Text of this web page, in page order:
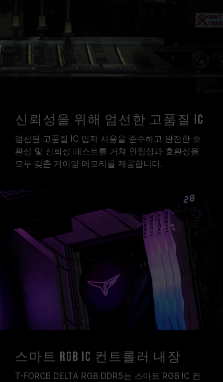
신뢰성을 위해 엄선한 고품질 IC
엄선된 고품질 IC 입자 사용을 준수하고 완전한 호
환성 및 신뢰성 테스트를 거쳐 안정성과 호환성을
모두 갖춘 게이밍 메모리를 제공합니다.
스마트 RGB IC 컨트롤러 내장
T-FORCE DELTA RGB DDR5는 스마트 RGB IC 컨